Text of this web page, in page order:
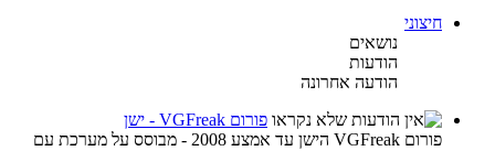
חיצוני
נושאים
הודעות
הודעה אחרונה
פורום VGFreak - ישן
פורום VGFreak הישן עד אמצע 2008 - מבוסס על מערכת עם